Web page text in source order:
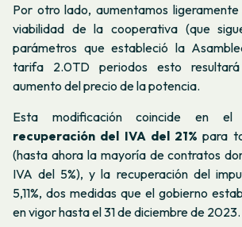
Por otro lado, aumentamos
viabilidad de la cooperativa (que
parámetros que estableció la
tarifa 2.0TD periodos esto
aumento del precio de la potencia.
Esta modificación coincide en
recuperación del IVA del 21% para
(hasta ahora la mayoría de contratos
IVA del 5%), y la recuperación del
5,11%, dos medidas que el gobierno
en vigor hasta el 31 de diciembre de 2023.